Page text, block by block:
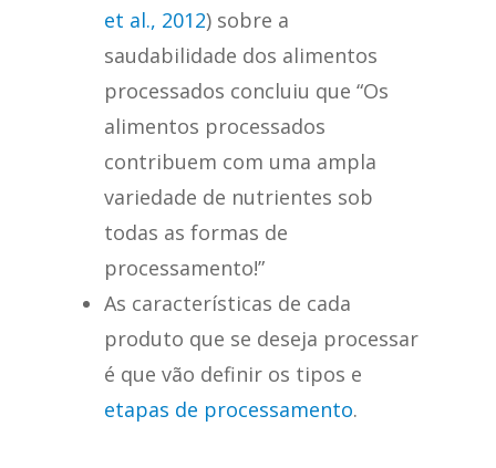
et al., 2012) sobre a
saudabilidade dos alimentos
processados concluiu que “Os
alimentos processados
contribuem com uma ampla
variedade de nutrientes sob
todas as formas de
processamento!”
As características de cada
produto que se deseja processar
é que vão definir os tipos e
etapas de processamento.